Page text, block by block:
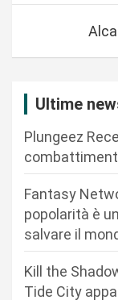
Ultime
Plungeez
Fantasy
popolarità è
salvare il
Kill the
Tide City